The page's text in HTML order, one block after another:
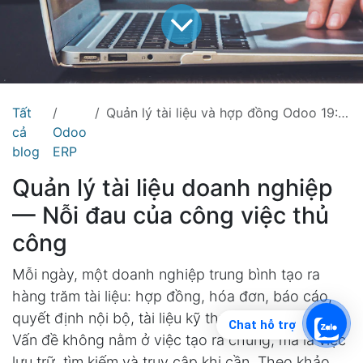
Tất
cả
blog
Odoo
ERP
Quản lý tài liệu và hợp đồng Odoo 19: Giải pháp lưu trữ tập trung cho doanh nghiệp
Quản lý tài liệu doanh nghiệp
— Nỗi đau của công việc thủ
công
Mỗi ngày, một doanh nghiệp trung bình tạo ra
hàng trăm tài liệu: hợp đồng, hóa đơn, báo cáo,
quyết định nội bộ, tài liệu kỹ thuật, hồ sơ nhân sự.
Vấn đề không nằm ở việc tạo ra chúng, mà là việc
Chat hỗ trợ